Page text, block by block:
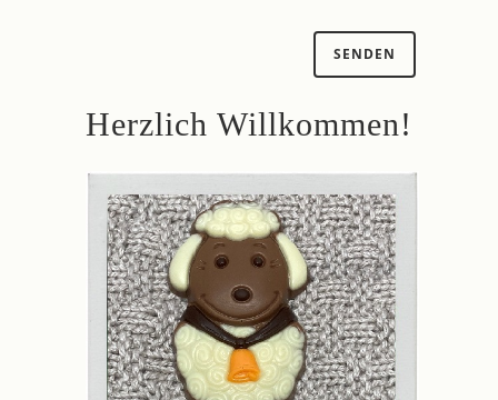
Herzlich Willkommen!